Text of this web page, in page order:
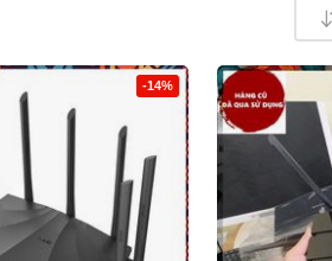
-14%